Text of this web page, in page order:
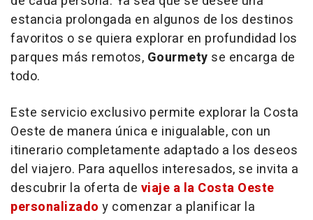
estancia prolongada en algunos de los destinos
favoritos o se quiera explorar en profundidad los
parques más remotos, Gourmety se encarga de
todo.
Este servicio exclusivo permite explorar la Costa
Oeste de manera única e inigualable, con un
itinerario completamente adaptado a los deseos
del viajero. Para aquellos interesados, se invita a
descubrir la oferta de viaje a la Costa Oeste
personalizado y comenzar a planificar la